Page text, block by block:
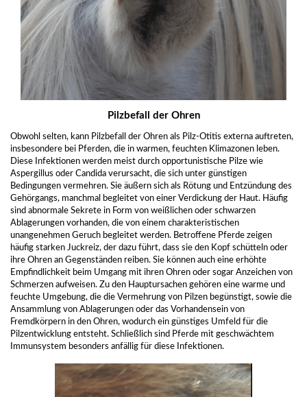
Pilzbefall der Ohren
Obwohl selten, kann Pilzbefall der Ohren als Pilz-Otitis externa auftreten,
insbesondere bei Pferden, die in warmen, feuchten Klimazonen leben.
Diese Infektionen werden meist durch opportunistische Pilze wie
Aspergillus oder Candida verursacht, die sich unter günstigen
Bedingungen vermehren. Sie äußern sich als Rötung und Entzündung des
Gehörgangs, manchmal begleitet von einer Verdickung der Haut. Häufig
sind abnormale Sekrete in Form von weißlichen oder schwarzen
Ablagerungen vorhanden, die von einem charakteristischen
unangenehmen Geruch begleitet werden. Betroffene Pferde zeigen
häufig starken Juckreiz, der dazu führt, dass sie den Kopf schütteln oder
ihre Ohren an Gegenständen reiben. Sie können auch eine erhöhte
Empfindlichkeit beim Umgang mit ihren Ohren oder sogar Anzeichen von
Schmerzen aufweisen. Zu den Hauptursachen gehören eine warme und
feuchte Umgebung, die die Vermehrung von Pilzen begünstigt, sowie die
Ansammlung von Ablagerungen oder das Vorhandensein von
Fremdkörpern in den Ohren, wodurch ein günstiges Umfeld für die
Pilzentwicklung entsteht. Schließlich sind Pferde mit geschwächtem
Immunsystem besonders anfällig für diese Infektionen.